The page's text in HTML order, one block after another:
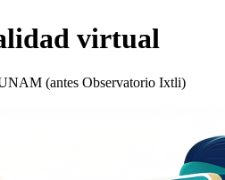
virtual
(antes Observatorio Ixtli)